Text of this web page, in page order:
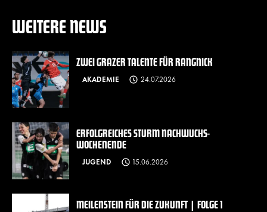
WEITERE NEWS
ZWEI GRAZER TALENTE FÜR RANGNICK
AKADEMIE 24.07.2026
ERFOLGREICHES STURM NACHWUCHS-
WOCHENENDE
JUGEND 15.06.2026
MEILENSTEIN FÜR DIE ZUKUNFT | FOLGE 1